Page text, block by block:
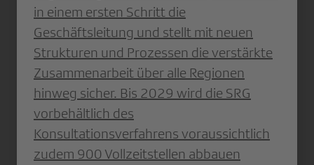
in einem ersten Schritt die
Geschäftsleitung und stellt mit neuen
Strukturen und Prozessen die verstärkte
Zusammenarbeit über alle Regionen
hinweg sicher. Bis 2029 wird die SRG
vorbehältlich des
Konsultationsverfahrens voraussichtlich
zudem 900 Vollzeitstellen abbauen